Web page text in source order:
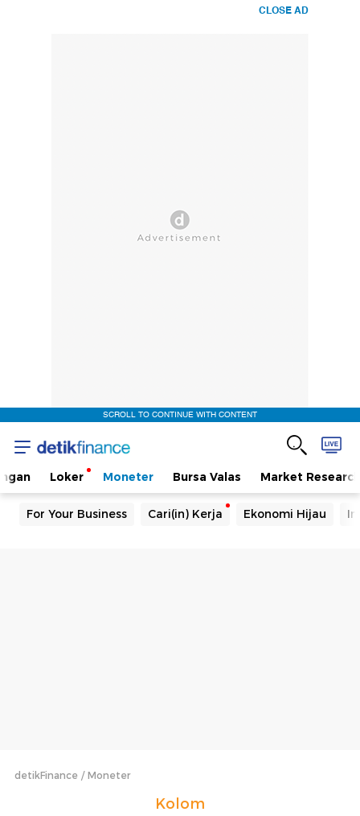
CLOSE AD
SCROLL TO CONTINUE WITH CONTENT
Loker Moneter Bursa Valas Market Research
For Your Business Cari(in) Kerja Ekonomi Hijau
detikFinance Moneter
Kolom